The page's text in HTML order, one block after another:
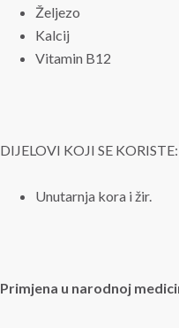
Željezo
Kalcij
Vitamin B12
DIJELOVI KOJI SE KORISTE:
Unutarnja kora i žir.
Primjena u narodnoj